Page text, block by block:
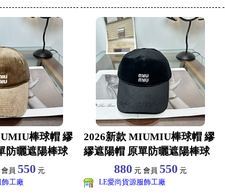
棒球帽 繆
防曬遮陽棒球
員 550元
飾工廠
2026新款 MIUMIU棒球帽 繆
繆遮陽帽 原單防曬遮陽棒球
880元 會員 550元
LE愛尚貨源服飾工廠